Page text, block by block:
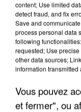
content; Use limited
detect fraud, and fix
Save and
process personal data
following
requested; Use
other data sources;
information transmitted
Vous pouvez
et fermer", ou